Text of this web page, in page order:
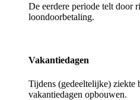
De eerdere periode telt door
loondoorbetaling.
Vakantiedagen
Tijdens (gedeeltelijke) ziekte
vakantiedagen opbouwen.